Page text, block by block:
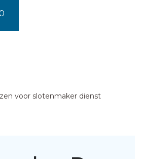
voor slotenmaker dienst